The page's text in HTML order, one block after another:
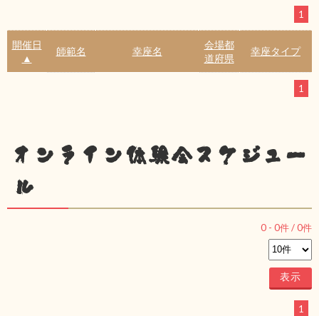
1
開催日
▲
師範名 幸座名
会場都
道府県
幸座タイプ
1
オンライン体験会スケジュー
ル
0 - 0件 /0件
1